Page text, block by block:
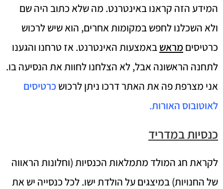
המידע הזה קראנו באינטרנט. מה שלא כתוב היה שם
ולא השכלנו לחפש במקומות אחרים, הוא שיש לרכוש
כרטיסים מראשבאמצעות האינטרנט. אז טרחנו והגענו
לתחנה הראשונה אבל, לא הצלחנו לחוות את הנסיעה בו.
אני מצרפת פה את האתר דרכו ניתן לרכוש כרטיסים
לאוטובוס האורות.
כנסיות במדריד
לקראת חג המולד מתמלאות הכנסיות (וחלונות הראווה
של החנויות) במיצגים על הולדת ישו. לכל כנסייה יש את